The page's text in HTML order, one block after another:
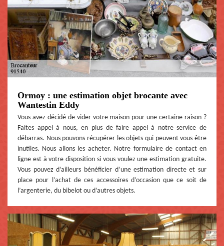
Ormoy : une estimation objet brocante avec
Wantestin Eddy
Vous avez décidé de vider votre maison pour une certaine raison ?
Faites appel à nous, en plus de faire appel à notre service de
débarras. Nous pouvons récupérer les objets qui peuvent vous être
inutiles. Nous allons les acheter. Notre formulaire de contact en
ligne est à votre disposition si vous voulez une estimation gratuite.
Vous pouvez d’ailleurs bénéficier d’une estimation directe et sur
place pour l’achat de ces accessoires d’occasion que ce soit de
l’argenterie, du bibelot ou d’autres objets.